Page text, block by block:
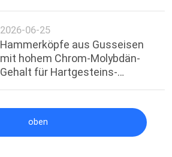
2026-06-25
Hammerköpfe aus Gusseisen
mit hohem Chrom-Molybdän-
Gehalt für Hartgesteins-
oben